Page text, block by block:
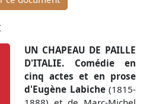
UN CHAPEAU DE PAILLE
D'ITALIE. Comédie en
cinq actes et en prose
d'Eugène Labiche(1815-